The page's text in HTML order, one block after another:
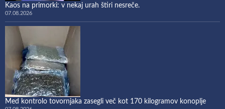
Kaos na primorki: v nekaj urah štiri nesreče.
07.08.2026
Med kontrolo tovornjaka zasegli več kot 170 kilogramov konoplje